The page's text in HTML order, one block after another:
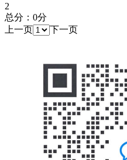
2
总分：0分
上一页
下一页